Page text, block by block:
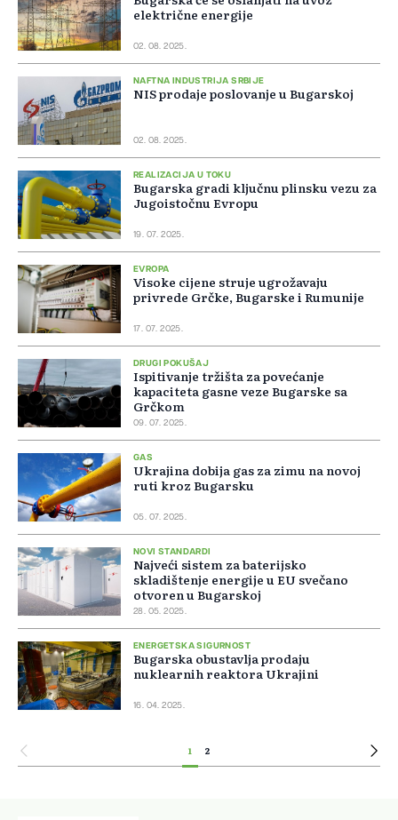
električne energije
02. 08. 2025.
NAFTNA INDUSTRIJA SRBIJE
NIS prodaje poslovanje u Bugarskoj
02. 08. 2025.
REALIZACIJA U TOKU
Bugarska gradi ključnu plinsku vezu za
Jugoistočnu Evropu
19. 07. 2025.
EVROPA
Visoke cijene struje ugrožavaju
privrede Grčke, Bugarske i Rumunije
17. 07. 2025.
DRUGI POKUŠAJ
Ispitivanje tržišta za povećanje
kapaciteta gasne veze Bugarske sa
Grčkom
09. 07. 2025.
GAS
Ukrajina dobija gas za zimu na novoj
ruti kroz Bugarsku
05. 07. 2025.
NOVI STANDARDI
Najveći sistem za baterijsko
skladištenje energije u EU svečano
otvoren u Bugarskoj
28. 05. 2025.
ENERGETSKA SIGURNOST
Bugarska obustavlja prodaju
nuklearnih reaktora Ukrajini
16. 04. 2025.
1 2